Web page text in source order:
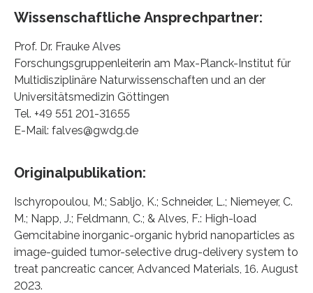
Wissenschaftliche Ansprechpartner:
Prof. Dr. Frauke Alves
Forschungsgruppenleiterin am Max-Planck-Institut für
Multidisziplinäre Naturwissenschaften und an der
Universitätsmedizin Göttingen
Tel. +49 551 201-31655
E-Mail: falves@gwdg.de
Originalpublikation:
Ischyropoulou, M.; Sabljo, K.; Schneider, L.; Niemeyer, C.
M.; Napp, J.; Feldmann, C.; & Alves, F.: High-load
Gemcitabine inorganic-organic hybrid nanoparticles as
image-guided tumor-selective drug-delivery system to
treat pancreatic cancer, Advanced Materials, 16. August
2023.